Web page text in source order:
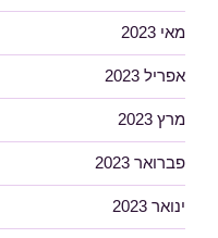
מאי 2023
אפריל 2023
מרץ 2023
פברואר 2023
ינואר 2023